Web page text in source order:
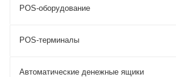
POS-оборудование
POS-терминалы
Автоматические денежные ящики